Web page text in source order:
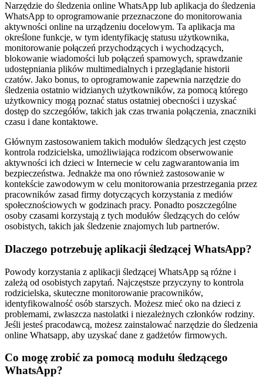
Narzędzie do śledzenia online WhatsApp lub aplikacja do śledzenia
WhatsApp to oprogramowanie przeznaczone do monitorowania
aktywności online na urządzeniu docelowym. Ta aplikacja ma
określone funkcje, w tym identyfikację statusu użytkownika,
monitorowanie połączeń przychodzących i wychodzących,
blokowanie wiadomości lub połączeń spamowych, sprawdzanie
udostępniania plików multimedialnych i przeglądanie historii
czatów. Jako bonus, to oprogramowanie zapewnia narzędzie do
śledzenia ostatnio widzianych użytkowników, za pomocą którego
użytkownicy mogą poznać status ostatniej obecności i uzyskać
dostęp do szczegółów, takich jak czas trwania połączenia, znaczniki
czasu i dane kontaktowe.
Głównym zastosowaniem takich modułów śledzących jest często
kontrola rodzicielska, umożliwiająca rodzicom obserwowanie
aktywności ich dzieci w Internecie w celu zagwarantowania im
bezpieczeństwa. Jednakże ma ono również zastosowanie w
kontekście zawodowym w celu monitorowania przestrzegania przez
pracowników zasad firmy dotyczących korzystania z mediów
społecznościowych w godzinach pracy. Ponadto poszczególne
osoby czasami korzystają z tych modułów śledzących do celów
osobistych, takich jak śledzenie znajomych lub partnerów.
Dlaczego potrzebuję aplikacji śledzącej WhatsApp?
Powody korzystania z aplikacji śledzącej WhatsApp są różne i
zależą od osobistych zapytań. Najczęstsze przyczyny to kontrola
rodzicielska, skuteczne monitorowanie pracowników,
identyfikowalność osób starszych. Możesz mieć oko na dzieci z
problemami, zwłaszcza nastolatki i niezależnych członków rodziny.
Jeśli jesteś pracodawcą, możesz zainstalować narzędzie do śledzenia
online Whatsapp, aby uzyskać dane z gadżetów firmowych.
Co mogę zrobić za pomocą modułu śledzącego
WhatsApp?